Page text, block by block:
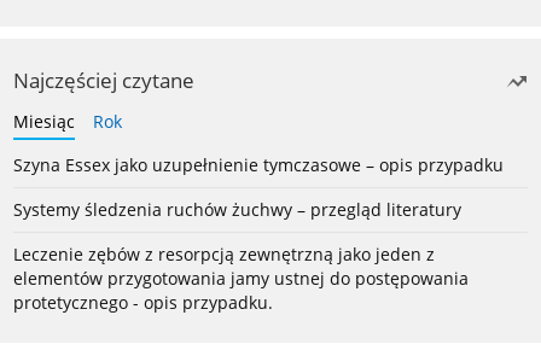
Najczęściej czytane
Miesiąc
Rok
Szyna Essex jako uzupełnienie tymczasowe – opis przypadku
Systemy śledzenia ruchów żuchwy – przegląd literatury
Leczenie zębów z resorpcją zewnętrzną jako jeden z
elementów przygotowania jamy ustnej do postępowania
protetycznego - opis przypadku.